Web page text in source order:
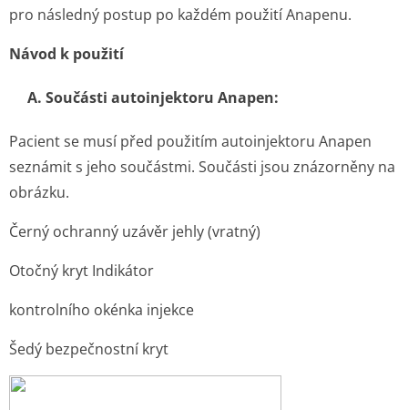
pro následný postup po každém použití Anapenu.
Návod k použití
A. Součásti autoinjektoru Anapen:
Pacient se musí před použitím autoinjektoru Anapen
seznámit s jeho součástmi. Součásti jsou znázorněny na
obrázku.
Černý ochranný uzávěr jehly (vratný)
Otočný kryt Indikátor
kontrolního okénka injekce
Šedý bezpečnostní kryt